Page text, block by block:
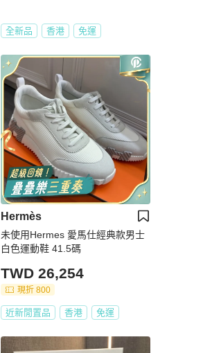
全新品 香港 免運
Hermès
未使用Hermes 愛馬仕經典款男士
白色運動鞋 41.5碼
TWD 26,254
現折 800
近新閒置品 香港 免運